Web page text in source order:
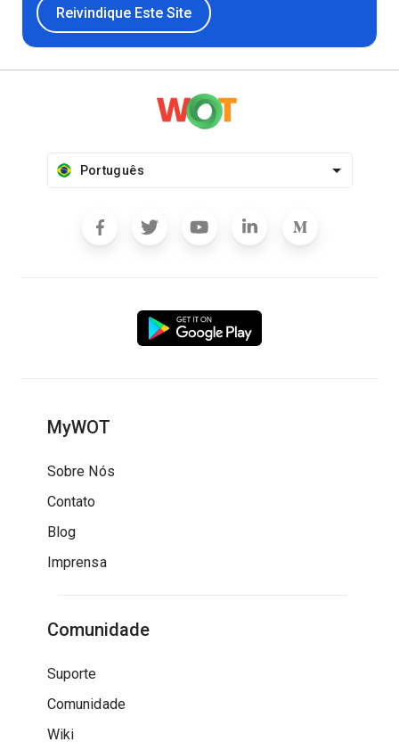
Reivindique Este Site
Português
MyWOT
Sobre Nós
Contato
Blog
Imprensa
Comunidade
Suporte
Comunidade
Wiki